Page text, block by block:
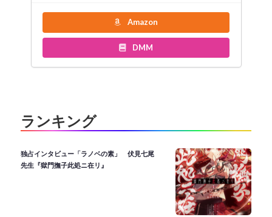
Amazon
DMM
ランキング
独占インタビュー「ラノベの素」 伏見七尾
先生『獄門撫子此処ニ在リ』